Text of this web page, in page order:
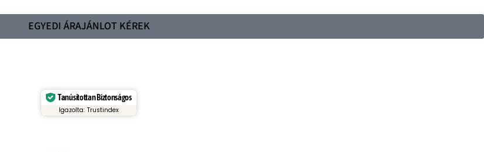
EGYEDI ÁRAJÁNLOT KÉREK
Tanúsítottan Biztonságos
Igazolta: Trustindex